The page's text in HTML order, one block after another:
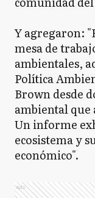
Y agregaron:
mesa de
ambientales,
Política
Brown desde
ambiental que
Un informe
ecosistema y
económico".
Ads